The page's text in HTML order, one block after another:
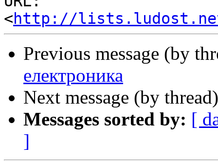
<http://lists.ludost.net/
Previous message (by
електроника
Next message (by
Messages sorted by: [
]